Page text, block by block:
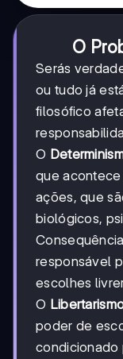
O
Serás
ou tudo já
filosófico
O
que acontece
ações, que
biológicos,
responsável
escolhes
O
poder de
condicionado